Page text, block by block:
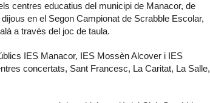
centres educatius del municipi de Manacor, de
en el Segon Campionat de Scrabble Escolar,
a través del joc de taula.
IES Manacor, IES Mossèn Alcover i IES
concertats, Sant Francesc, La Caritat, La Salle,